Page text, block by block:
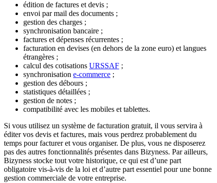
édition de factures et devis ;
envoi par mail des documents ;
gestion des charges ;
synchronisation bancaire ;
factures et dépenses récurrentes ;
facturation en devises (en dehors de la zone euro) et langues
étrangères ;
calcul des cotisations URSSAF ;
synchronisation e-commerce ;
gestion des débours ;
statistiques détaillées ;
gestion de notes ;
compatibilité avec les mobiles et tablettes.
Si vous utilisez un système de facturation gratuit, il vous servira à
éditer vos devis et factures, mais vous perdrez probablement du
temps pour facturer et vous organiser. De plus, vous ne disposerez
pas des autres fonctionnalités présentes dans Bizyness. Par ailleurs,
Bizyness stocke tout votre historique, ce qui est d’une part
obligatoire vis-à-vis de la loi et d’autre part essentiel pour une bonne
gestion commerciale de votre entreprise.